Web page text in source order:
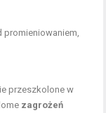
promieniowaniem,
przeszkolone w
zagrożeń